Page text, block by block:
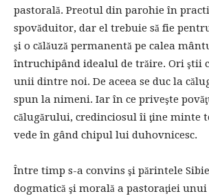
pastorală. Preotul din parohie în
spovăduitor, dar el trebuie să fie
şi o călăuză permanentă pe calea
întruchipând idealul de trăire. Ori ştii
unii dintre noi. De aceea se duc la
spun la nimeni. Iar în ce priveşte
călugărului, credinciosul îi ţine minte
vede în gând chipul lui duhovnicesc.
Între timp s-a convins şi părintele
dogmatică şi morală a pastoraţiei